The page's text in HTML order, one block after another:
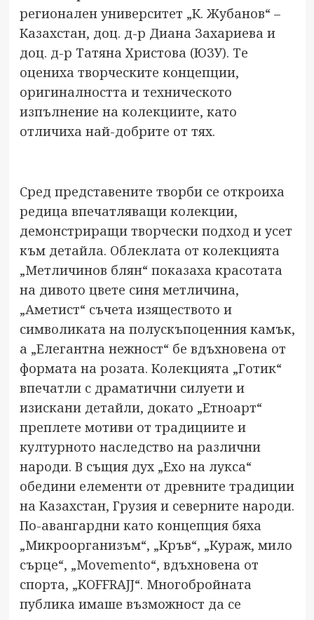
регионален университет „К. Жубанов“ –
Казахстан, доц. д-р Диана Захариева и
доц. д-р Татяна Христова (ЮЗУ). Те
оцениха творческите концепции,
оригиналността и техническото
изпълнение на колекциите, като
отличиха най-добрите от тях.
Сред представените творби се откроиха
редица впечатляващи колекции,
демонстриращи творчески подход и усет
към детайла. Облеклата от колекцията
„Метличинов блян“ показаха красотата
на дивото цвете синя метличина,
„Аметист“ съчета изяществото и
символиката на полускъпоценния камък,
а „Елегантна нежност“ бе вдъхновена от
формата на розата. Колекцията „Готик“
впечатли с драматични силуети и
изискани детайли, докато „Етноарт“
преплете мотиви от традициите и
културното наследство на различни
народи. В същия дух „Ехо на лукса“
обедини елементи от древните традиции
на Казахстан, Грузия и северните народи.
По-авангардни като концепция бяха
„Микроорганизъм“, „Кръв“, „Кураж, мило
сърце“, „Movemento“, вдъхновена от
спорта, „KOFFRAJJ“. Многобройната
публика имаше възможност да се